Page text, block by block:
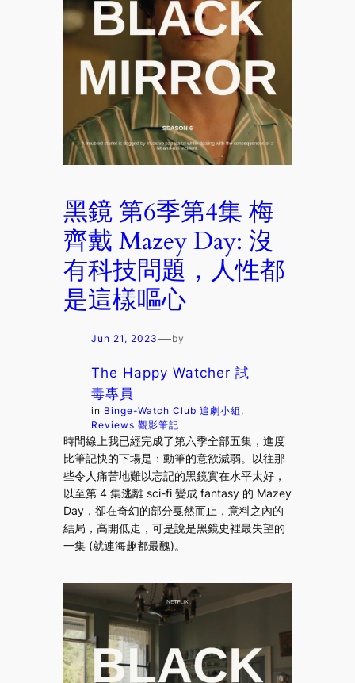
黑鏡 第6季第4集 梅
齊戴 Mazey Day: 沒
有科技問題，人性都
是這樣嘔心
Jun 21, 2023—by
The Happy Watcher 試
毒專員
in Binge-Watch Club 追劇小組
Reviews 觀影筆記
時間線上我已經完成了第六季全部五集，進度
比筆記快的下場是：動筆的意欲減弱。以往那
些令人痛苦地難以忘記的黑鏡實在水平太好，
以至第 4 集逃離 sci-fi 變成 fantasy 的 Mazey
Day，卻在奇幻的部分戛然而止，意料之內的
結局，高開低走，可是說是黑鏡史裡最失望的
一集 (就連海趣都最醜)。